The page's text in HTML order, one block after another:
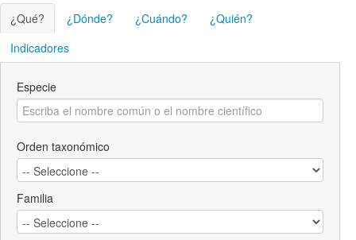
Localización
Observadores
Acerca de
¿Qué? ¿Dónde? ¿Cuándo?
¿Quién?
Indicadores
Especie
Orden taxonómico
Familia